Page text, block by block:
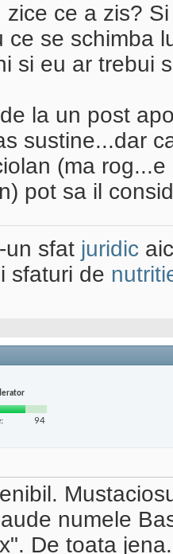
zice ce a zis?
ce se schimba
si eu ar trebui
la un post
sustine...dar
(ma
pot sa il
un sfat juridic
sfaturi de
94
numele
De toata